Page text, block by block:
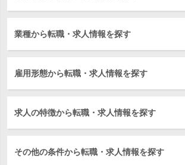
業種から転職・求人情報を探す
雇用形態から転職・求人情報を探す
求人の特徴から転職・求人情報を探す
その他の条件から転職・求人情報を探す